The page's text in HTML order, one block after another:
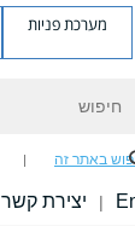
מערכת פניות
באתר זה
| יצירת קשר